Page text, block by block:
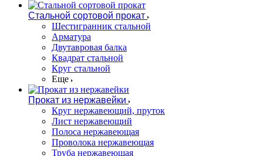
Стальной сортовой прокат
Шестигранник стальной
Арматура
Двутавровая балка
Квадрат стальной
Круг стальной
Еще
Прокат из нержавейки
Круг нержавеющий, пруток
Лист нержавеющий
Полоса нержавеющая
Проволока нержавеющая
Труба нержавеющая